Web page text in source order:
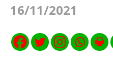
16/11/2021